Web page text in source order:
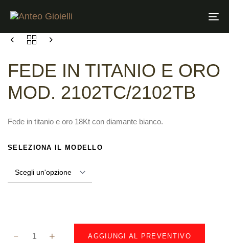
FEDE IN TITANIO E ORO
MOD. 2102TC/2102TB
Fede in titanio e oro 18Kt con diamante bianco.
SELEZIONA IL MODELLO
AGGIUNGI AL PREVENTIVO